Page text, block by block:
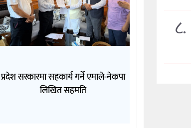
प्रदेश सरकारमा सहकार्य गर्ने एमाले-नेकपा
लिखित सहमति
८.